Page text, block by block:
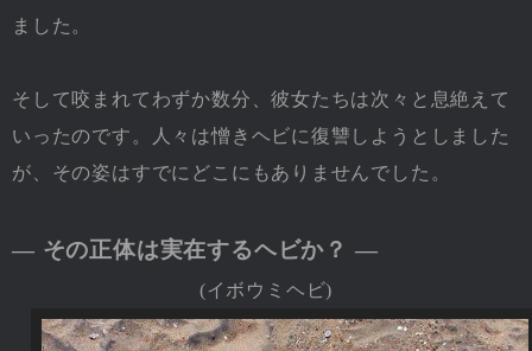
ました。
そして咬まれてわずか数分、彼女たちは次々と息絶えて
いったのです。人々は憎きヘビに復讐しようとしました
が、その姿はすでにどこにもありませんでした。
― その正体は実在するヘビか？ ―
(イボウミヘビ)